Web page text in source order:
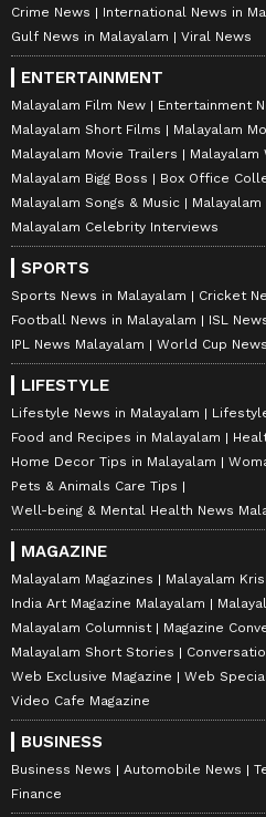
Crime News
International News in
Gulf News in Malayalam
Viral News
ENTERTAINMENT
Malayalam Film New
Entertainment
Malayalam Short Films
Malayalam
Malayalam Movie Trailers
Malayalam
Malayalam Bigg Boss
Box Office
Malayalam Songs & Music
Malayalam Celebrity Interviews
SPORTS
Sports News in Malayalam
Cricket
Football News in Malayalam
ISL
IPL News Malayalam
World Cup
LIFESTYLE
Lifestyle News in Malayalam
Food and Recipes in Malayalam
Home Decor Tips in Malayalam
Pets & Animals Care Tips
Well-being & Mental Health News
MAGAZINE
Malayalam Magazines
Malayalam
India Art Magazine Malayalam
Malayalam Columnist
Magazine
Malayalam Short Stories
Web Exclusive Magazine
Web
Video Cafe Magazine
BUSINESS
Business News Automobile News
Finance